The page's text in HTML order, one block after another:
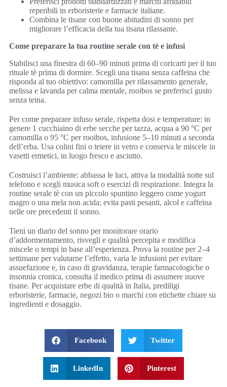
reperibili in erboristerie e farmacie italiane.
Combina le tisane con buone abitudini di sonno per
migliorare l’efficacia della tua tisana rilassante.
Come preparare la tua routine serale con tè e infusi
Stabilisci una finestra di 60–90 minuti prima di coricarti per il tuo
rituale tè prima di dormire. Scegli una tisana senza caffeina che
risponda al tuo obiettivo: camomilla per rilassamento generale,
melissa e lavanda per calma mentale, rooibos se preferisci gusto
senza teina.
Per come preparare infuso serale, rispetta dosi e temperature: in
genere 1 cucchiaino di erbe secche per tazza, acqua a 90 °C per
camomilla o 95 °C per rooibos, infusione 5–10 minuti a seconda
dell’erba. Usa colini fini o teiere in vetro e conserva le miscele in
vasetti ermetici, in luogo fresco e asciutto.
Costruisci l’ambiente: abbassa le luci, attiva la modalità notte sul
telefono e scegli musica soft o esercizi di respirazione. Integra la
routine serale tè con un piccolo spuntino leggero come yogurt
magro o una mela non acida; evita pasti pesanti, alcol e caffeina
nelle ore precedenti il sonno.
Tieni un diario del sonno per monitorare orario
d’addormentamento, risvegli e qualità percepita e modifica
miscele o tempi in base all’esperienza. Prova la routine per 2–4
settimane per valutarne l’effetto, varia le infusioni per evitare
assuefazione e, in caso di gravidanza, terapie farmacologiche o
insonnia cronica, consulta il medico prima di assumere nuove
tisane. Per acquistare erbe di qualità in Italia, prediligi
erboristerie, farmacie, negozi bio o marchi con etichette chiare su
ingredienti e dosaggio.
Facebook Twitter
LinkedIn Pinterest